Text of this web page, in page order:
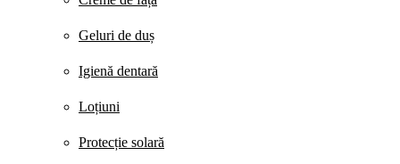
Geluri de duș
Igienă dentară
Loțiuni
Protecție solară